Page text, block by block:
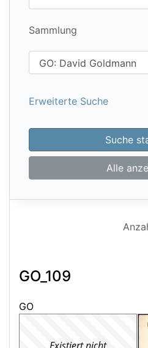
Sammlung
Erweiterte Suche
Suche
Alle
GO_109
GO
Existiert nicht